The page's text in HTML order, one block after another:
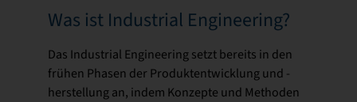
Was ist Industrial Engineering?
Das Industrial Engineering setzt bereits in den
frühen Phasen der Produktentwicklung und -
herstellung an, indem Konzepte und Methoden